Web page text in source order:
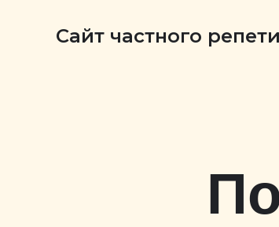
Сайт частного